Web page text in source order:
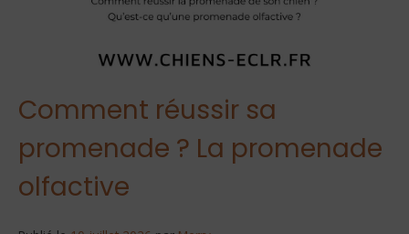
Comment réussir sa
promenade ? La promenade
olfactive